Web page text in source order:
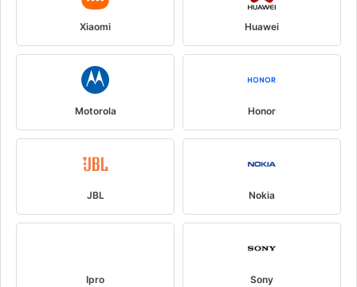
Xiaomi Huawei
Motorola Honor
JBL Nokia
Ipro Sony